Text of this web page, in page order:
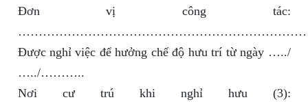
Đơn vị công tác:
Được nghỉ việc để hưởng chế độ hưu trí từ ngày …../
…../………..
Nơi cư trú khi nghỉ hưu (3):